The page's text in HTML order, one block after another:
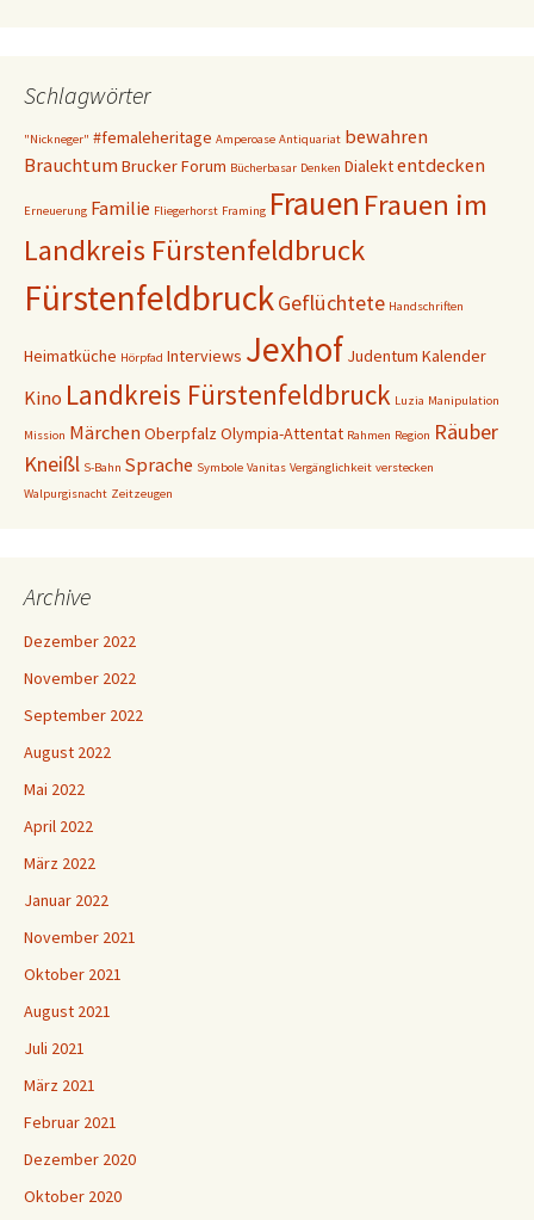
Schlagwörter
"Nickneger" #femaleheritage Amperoase Antiquariat bewahren
Brauchtum Brucker Forum Bücherbasar Denken Dialektentdecken
Erneuerung Familie Fliegerhorst Framing Frauen Frauen im
Landkreis Fürstenfeldbruck
FürstenfeldbruckGeflüchtete Handschriften
Heimatküche Hörpfad Interviews Jexhof Judentum Kalender
Kino Landkreis Fürstenfeldbruck Luzia Manipulation
Mission Märchen OberpfalzOlympia-Attentat Rahmen Region Räuber
Kneißl S-Bahn Sprache Symbole Vanitas Vergänglichkeit verstecken
Walpurgisnacht Zeitzeugen
Archive
Dezember 2022
November 2022
September 2022
August 2022
Mai 2022
April 2022
März 2022
Januar 2022
November 2021
Oktober 2021
August 2021
Juli 2021
März 2021
Februar 2021
Dezember 2020
Oktober 2020